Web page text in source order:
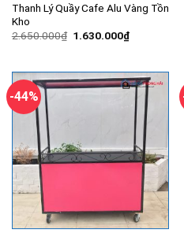
Thanh Lý Quầy Cafe Alu Vàng Tồn
Kho
2.650.000₫ Giá
1.630.000₫Giá
hiện
-44%